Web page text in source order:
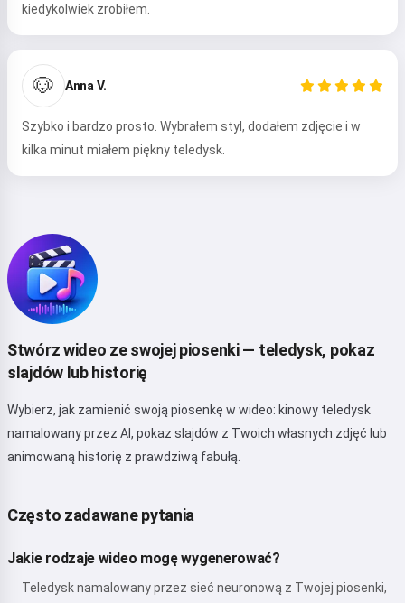
kiedykolwiek zrobiłem.
🐶 Anna V.
Szybko i bardzo prosto. Wybrałem styl, dodałem zdjęcie i w
kilka minut miałem piękny teledysk.
Stwórz wideo ze swojej piosenki — teledysk, pokaz
slajdów lub historię
Wybierz, jak zamienić swoją piosenkę w wideo: kinowy teledysk
namalowany przez AI, pokaz slajdów z Twoich własnych zdjęć lub
animowaną historię z prawdziwą fabułą.
Często zadawane pytania
Jakie rodzaje wideo mogę wygenerować?
Teledysk namalowany przez sieć neuronową z Twojej piosenki,
Polityka prywatności ,
Polityka zwrotów